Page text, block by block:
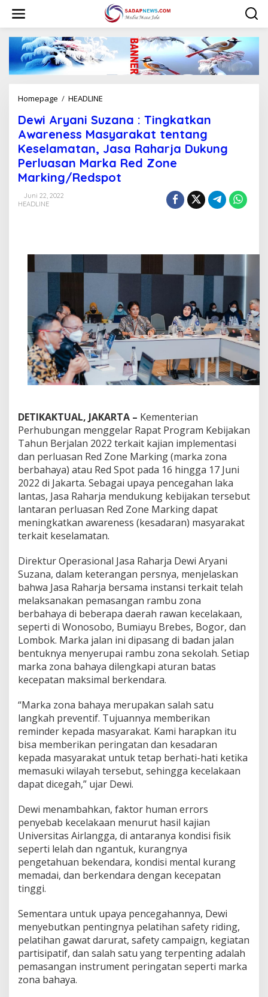
w
Homepage / HEADLINE
w
i
A
r
y
a
n
:
g
k
a
t
k
a
n
a
r
e
n
e
s
s
M
a
s
y
r
k
a
t
e
n
t
a
n
g
K
e
e
l
a
m
a
t
a
,
a
s
a
R
a
h
a
D
u
k
u
n
g
Dewi Aryani Suzana : Tingkatkan
Awareness Masyarakat tentang
Keselamatan, Jasa Raharja Dukung
Perluasan Marka Red Zone
Marking/Redspot
Juni 22, 2022
HEADLINE
DETIKAKTUAL, JAKARTA – Kementerian
Perhubungan menggelar Rapat Program Kebijakan
Tahun Berjalan 2022 terkait kajian implementasi
dan perluasan Red Zone Marking (marka zona
berbahaya) atau Red Spot pada 16 hingga 17 Juni
2022 di Jakarta. Sebagai upaya pencegahan laka
lantas, Jasa Raharja mendukung kebijakan tersebut
lantaran perluasan Red Zone Marking dapat
meningkatkan awareness (kesadaran) masyarakat
terkait keselamatan.
Direktur Operasional Jasa Raharja Dewi Aryani
Suzana, dalam keterangan persnya, menjelaskan
bahwa Jasa Raharja bersama instansi terkait telah
melaksanakan pemasangan rambu zona
berbahaya di beberapa daerah rawan kecelakaan,
seperti di Wonosobo, Bumiayu Brebes, Bogor, dan
Lombok. Marka jalan ini dipasang di badan jalan
bentuknya menyerupai rambu zona sekolah. Setiap
marka zona bahaya dilengkapi aturan batas
kecepatan maksimal berkendara.
“Marka zona bahaya merupakan salah satu
langkah preventif. Tujuannya memberikan
reminder kepada masyarakat. Kami harapkan itu
bisa memberikan peringatan dan kesadaran
kepada masyarakat untuk tetap berhati-hati ketika
memasuki wilayah tersebut, sehingga kecelakaan
dapat dicegah,” ujar Dewi.
Dewi menambahkan, faktor human errors
penyebab kecelakaan menurut hasil kajian
Universitas Airlangga, di antaranya kondisi fisik
seperti lelah dan ngantuk, kurangnya
pengetahuan bekendara, kondisi mental kurang
memadai, dan berkendara dengan kecepatan
tinggi.
Sementara untuk upaya pencegahannya, Dewi
menyebutkan pentingnya pelatihan safety riding,
pelatihan gawat darurat, safety campaign, kegiatan
partisipatif, dan salah satu yang terpenting adalah
pemasangan instrument peringatan seperti marka
zona bahaya.